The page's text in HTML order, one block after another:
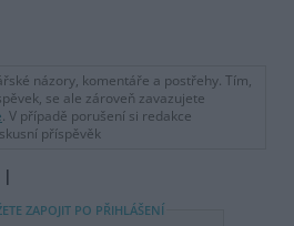
názory, komentáře a postřehy. Tím,
se ale zároveň zavazujete
. V případě porušení si redakce
příspěvěk
ZAPOJIT PO PŘIHLÁŠENÍ